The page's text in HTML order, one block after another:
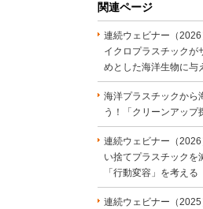
関連ページ
連続ウェビナー（
イクロプラスチックが
めとした海洋生物に与
海洋プラスチックから
う！「クリーンアップ
連続ウェビナー（
い捨てプラスチックを
「行動変容」を考える
連続ウェビナー（